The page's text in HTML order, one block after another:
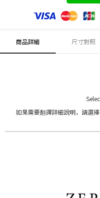
商品詳細 尺寸對照
如果需要翻譯詳細說明，請選